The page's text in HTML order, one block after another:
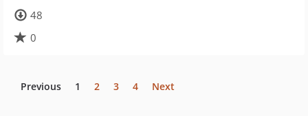
48
0
Previous 1 2 3 4 Next